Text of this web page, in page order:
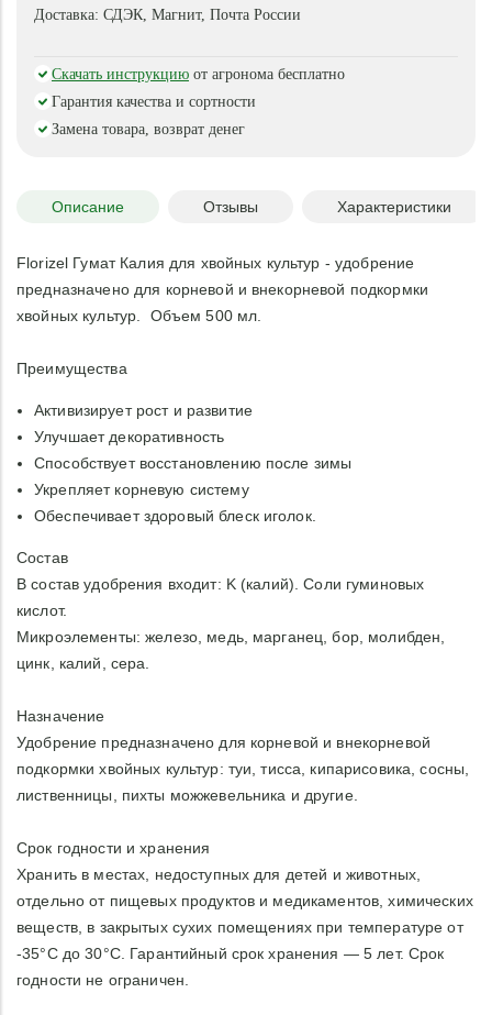
Доставка: СДЭК, Магнит, Почта России
Скачать инструкцию от агронома бесплатно
Гарантия качества и сортности
Замена товара, возврат денег
Описание Отзывы Характеристики
Florizel Гумат Калия для хвойных культур - удобрение
предназначено для корневой и внекорневой подкормки
хвойных культур. Объем 500 мл.
Преимущества
Активизирует рост и развитие
Улучшает декоративность
Способствует восстановлению после зимы
Укрепляет корневую систему
Обеспечивает здоровый блеск иголок.
Состав
В состав удобрения входит: K (калий). Соли гуминовых
кислот.
Микроэлементы: железо, медь, марганец, бор, молибден,
цинк, калий, сера.
Назначение
Удобрение предназначено для корневой и внекорневой
подкормки хвойных культур: туи, тисса, кипарисовика, сосны,
лиственницы, пихты можжевельника и другие.
Срок годности и хранения
Хранить в местах, недоступных для детей и животных,
отдельно от пищевых продуктов и медикаментов, химических
веществ, в закрытых сухих помещениях при температуре от
-35°С до 30°С. Гарантийный срок хранения — 5 лет. Срок
годности не ограничен.